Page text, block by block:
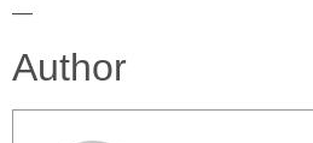
—
Author